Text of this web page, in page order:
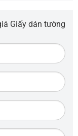
Giấy dán tường